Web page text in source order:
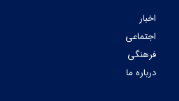
اخبار
اجتماعی
فرهنگی
درباره ما